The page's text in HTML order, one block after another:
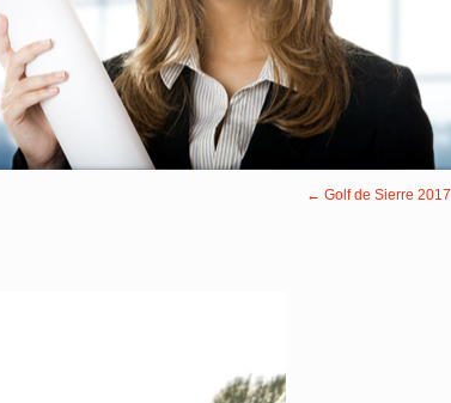
← Golf de Sierre 2017